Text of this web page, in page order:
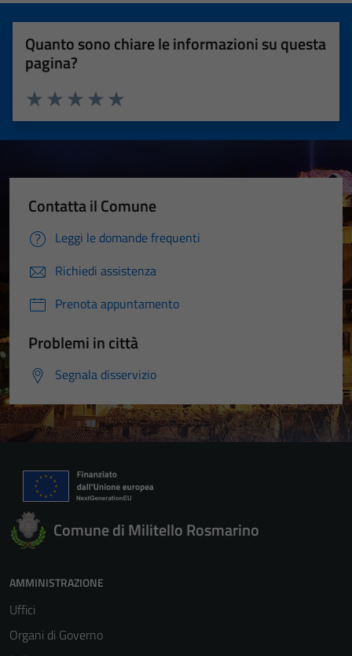
Quanto sono chiare le informazioni su questa
pagina?
Valuta 5 stelle su 5
Valuta 4 stelle su 5
Valuta 3 stelle su 5
Valuta 2 stelle su 5
Valuta 1 stelle su 5
Contatta il Comune
Leggi le domande frequenti
Richiedi assistenza
Prenota appuntamento
Problemi in città
Segnala disservizio
Comune di Militello Rosmarino
AMMINISTRAZIONE
Uffici
Organi di Governo